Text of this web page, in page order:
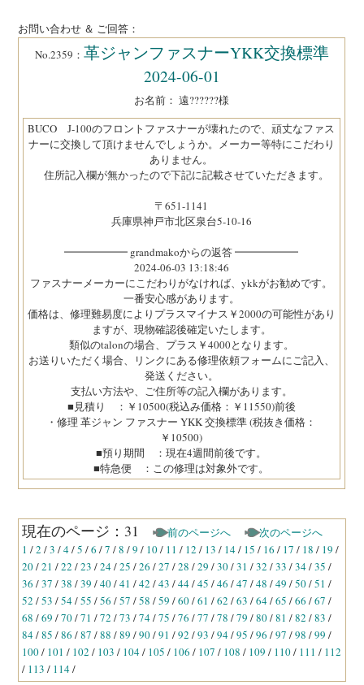
お問い合わせ ＆ ご回答：
No.2359： 革ジャンファスナーYKK交換標準
2024-06-01
お名前： 遠??????様
BUCO J-100のフロントファスナーが壊れたので、頑丈なファス
ナーに交換して頂けませんでしょうか。メーカー等特にこだわり
ありません。
住所記入欄が無かったので下記に記載させていただきます。
〒651-1141
兵庫県神戸市北区泉台5-10-16
━━━━━━ grandmakoからの返答 ━━━━━━
2024-06-03 13:18:46
ファスナーメーカーにこだわりがなければ、ykkがお勧めです。
一番安心感があります。
価格は、修理難易度によりプラスマイナス￥2000の可能性があり
ますが、現物確認後確定いたします。
類似のtalonの場合、プラス￥4000となります。
お送りいただく場合、リンクにある修理依頼フォームにご記入、
発送ください。
支払い方法や、ご住所等の記入欄があります。
■見積り ：￥10500(税込み価格：￥11550)前後
・修理 革ジャン ファスナー YKK 交換標準 (税抜き価格：
￥10500)
■預り期間 ：現在4週間前後です。
■特急便 ：この修理は対象外です。
現在のページ：31 前のページへ
次のページへ
1 /2 /3 /4/5 /6 /7 /8 /9 / 10/ 11 / 12 / 13 / 14/ 15 / 16 / 17 / 18 / 19 /
20/21 /22 /23 /24/25 /26 /27 /28 /29 /30/31 /32 /33 /34/35 /
36 /37 /38 /39 /40/41 /42 /43 /44/45 /46 /47 /48 /49 /50/51 /
52 /53 /54/55 /56 /57 /58 /59 /60/61 /62 /63 /64/65 /66 /67 /
68 /69 /70/71 /72 /73 /74/75 /76 /77 /78 /79 /80/81 /82 /83 /
84/85 /86 /87 /88 /89 /90/91 /92 /93 /94/95 /96 /97 /98 /99 /
100/ 101 / 102 / 103 / 104/ 105 / 106 / 107 / 108 / 109 / 110/ 111 / 112
/ 113 / 114/